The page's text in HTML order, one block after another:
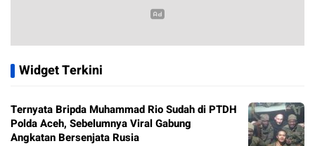
Widget Terkini
Ternyata Bripda Muhammad Rio Sudah di PTDH
Polda Aceh, Sebelumnya Viral Gabung
Angkatan Bersenjata Rusia